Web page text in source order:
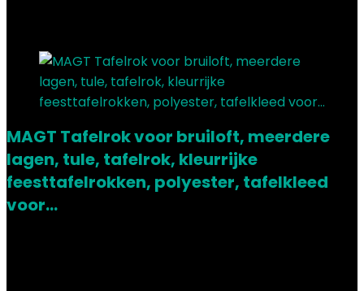
MAGT Tafelrok voor bruiloft, meerdere
lagen, tule, tafelrok, kleurrijke
feesttafelrokken, polyester, tafelkleed
voor…